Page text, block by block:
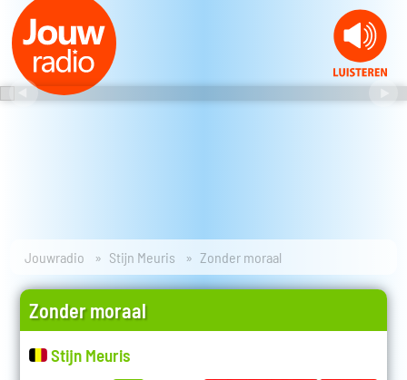
Jouwradio Stijn Meuris Zonder moraal
Zonder moraal
Stijn Meuris